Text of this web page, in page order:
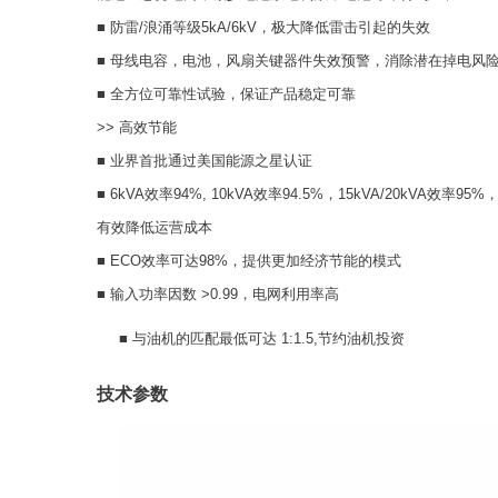
■ 防雷/浪涌等级5kA/6kV，极大降低雷击引起的失效
■ 母线电容，电池，风扇关键器件失效预警，消除潜在掉电风
■ 全方位可靠性试验，保证产品稳定可靠
>> 高效节能
■ 业界首批通过美国能源之星认证
■ 6kVA效率94%, 10kVA效率94.5%，15kVA/20kVA效率95%，
有效降低运营成本
■ ECO效率可达98%，提供更加经济节能的模式
■ 输入功率因数 >0.99，电网利用率高
■ 与油机的匹配最低可达 1:1.5,节约油机投资
技术参数